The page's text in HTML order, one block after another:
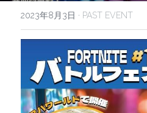
COMMUNITY
COMPANY
SHOP
2023年8月3日 · PAST EVENT